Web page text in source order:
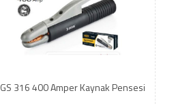
316 400 Amper Kaynak Pensesi